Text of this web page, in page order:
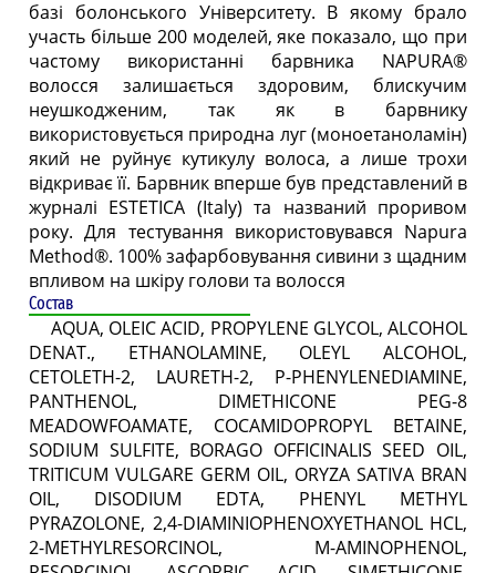
базі болонського Університету. В якому брало
участь більше 200 моделей, яке показало, що при
частому використанні барвника NAPURA®
волосся залишається здоровим, блискучим
неушкодженим, так як в барвнику
використовується природна луг (моноетаноламін)
який не руйнує кутикулу волоса, а лише трохи
відкриває її. Барвник вперше був представлений в
журналі ESTETICA (Italy) та названий проривом
року. Для тестування використовувався Napura
Method®. 100% зафарбовування сивини з щадним
впливом на шкіру голови та волосся
Состав
AQUA, OLEIC ACID, PROPYLENE GLYCOL, ALCOHOL
DENAT., ETHANOLAMINE, OLEYL ALCOHOL,
CETOLETH-2, LAURETH-2, P-PHENYLENEDIAMINE,
PANTHENOL, DIMETHICONE PEG-8
MEADOWFOAMATE, COCAMIDOPROPYL BETAINE,
SODIUM SULFITE, BORAGO OFFICINALIS SEED OIL,
TRITICUM VULGARE GERM OIL, ORYZA SATIVA BRAN
OIL, DISODIUM EDTA, PHENYL METHYL
PYRAZOLONE, 2,4-DIAMINIOPHENOXYETHANOL HCL,
2-METHYLRESORCINOL, M-AMINOPHENOL,